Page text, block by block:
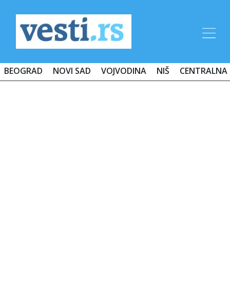
BEOGRAD NOVI SAD VOJVODINA NIŠ CENTRALNA